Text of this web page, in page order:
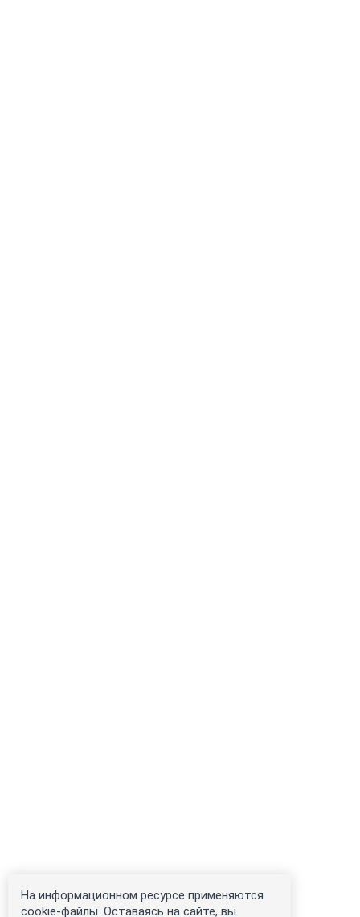
На информационном ресурсе применяются
cookie-файлы. Оставаясь на сайте, вы